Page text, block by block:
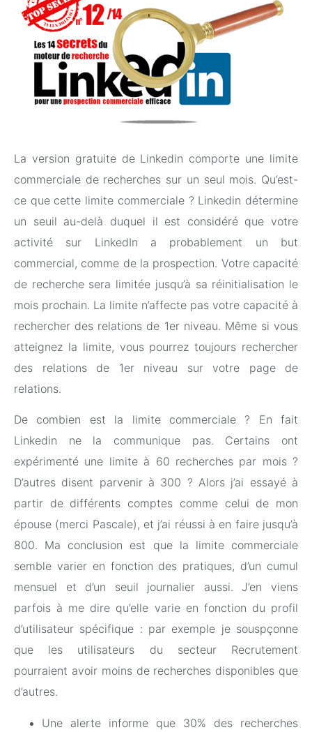
La version gratuite de Linkedin comporte une limite
commerciale de recherches sur un seul mois. Qu’est-
ce que cette limite commerciale ? Linkedin détermine
un seuil au-delà duquel il est considéré que votre
activité sur LinkedIn a probablement un but
commercial, comme de la prospection. Votre capacité
de recherche sera limitée jusqu’à sa réinitialisation le
mois prochain. La limite n’affecte pas votre capacité à
rechercher des relations de 1er niveau. Même si vous
atteignez la limite, vous pourrez toujours rechercher
des relations de 1er niveau sur votre page de
relations.
De combien est la limite commerciale ? En fait
Linkedin ne la communique pas. Certains ont
expérimenté une limite à 60 recherches par mois ?
D’autres disent parvenir à 300 ? Alors j’ai essayé à
partir de différents comptes comme celui de mon
épouse (merci Pascale), et j’ai réussi à en faire jusqu’à
800. Ma conclusion est que la limite commerciale
semble varier en fonction des pratiques, d’un cumul
mensuel et d’un seuil journalier aussi. J’en viens
parfois à me dire qu’elle varie en fonction du profil
d’utilisateur spécifique : par exemple je souspçonne
que les utilisateurs du secteur Recrutement
pourraient avoir moins de recherches disponibles que
d’autres.
Une alerte informe que 30% des recherches